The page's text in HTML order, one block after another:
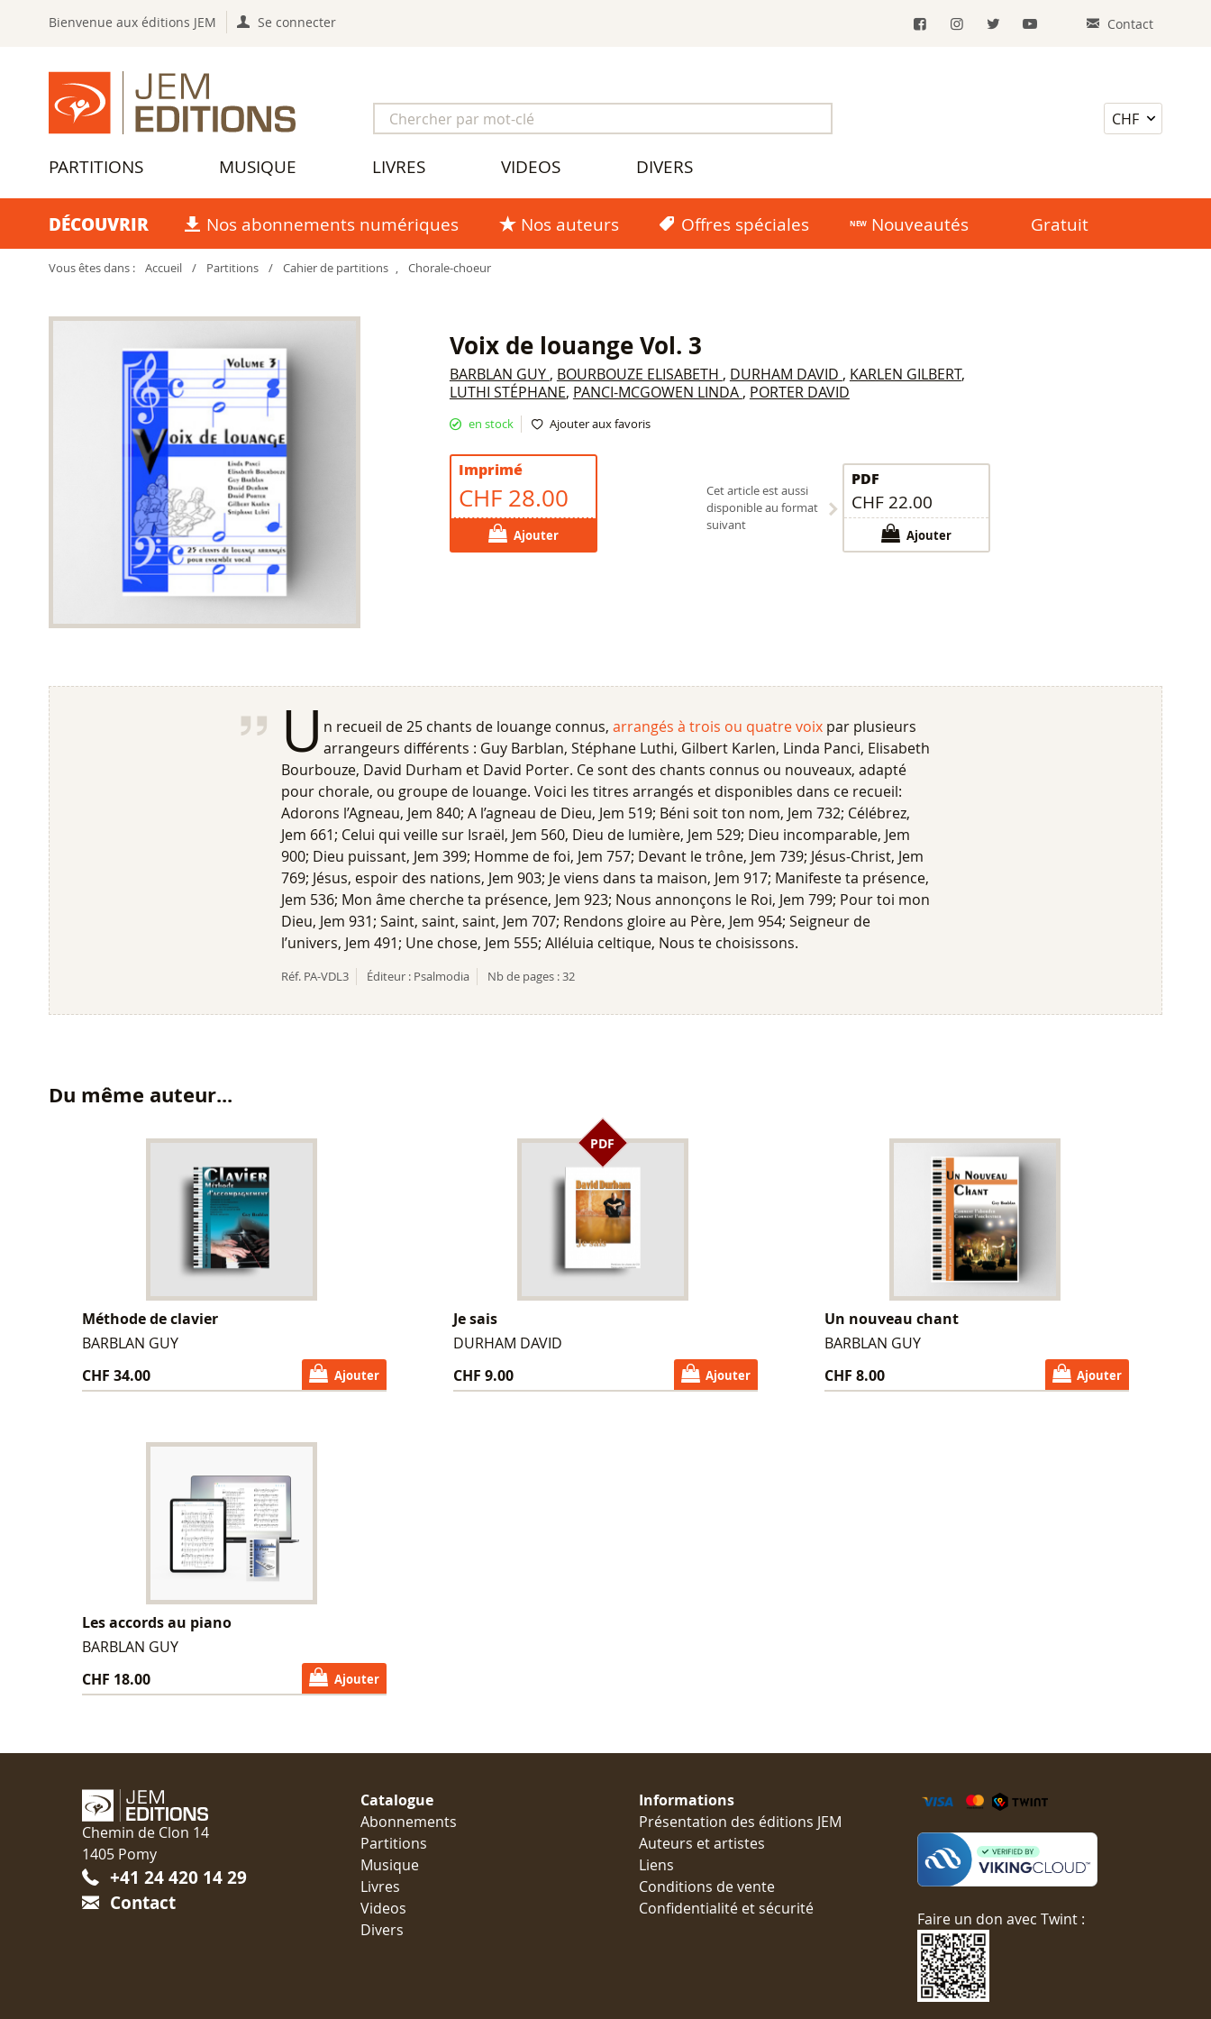
Bienvenue aux éditions JEM Se connecter Contact
PARTITIONS MUSIQUE LIVRES VIDEOS DIVERS
DÉCOUVRIR Nos abonnements numériques Nos auteurs Offres spéciales Nouveautés Gratuit
Vous êtes dans : Accueil / Partitions / Cahier de partitions , Chorale-choeur
Voix de louange Vol. 3
BARBLAN GUY , BOURBOUZE ELISABETH , DURHAM DAVID , KARLEN GILBERT,
LUTHI STÉPHANE, PANCI-MCGOWEN LINDA , PORTER DAVID
en stock Ajouter aux favoris
Imprimé
CHF 28.00
Ajouter
Cet article est aussi
disponible au format
suivant
PDF
CHF 22.00
Ajouter
U n recueil de 25 chants de louange connus, arrangés à trois ou quatre voix par plusieurs
arrangeurs différents : Guy Barblan, Stéphane Luthi, Gilbert Karlen, Linda Panci, Elisabeth
Bourbouze, David Durham et David Porter. Ce sont des chants connus ou nouveaux, adapté
pour chorale, ou groupe de louange. Voici les titres arrangés et disponibles dans ce recueil:
Adorons l’Agneau, Jem 840; A l’agneau de Dieu, Jem 519; Béni soit ton nom, Jem 732; Célébrez,
Jem 661; Celui qui veille sur Israël, Jem 560, Dieu de lumière, Jem 529; Dieu incomparable, Jem
900; Dieu puissant, Jem 399; Homme de foi, Jem 757; Devant le trône, Jem 739; Jésus-Christ, Jem
769; Jésus, espoir des nations, Jem 903; Je viens dans ta maison, Jem 917; Manifeste ta présence,
Jem 536; Mon âme cherche ta présence, Jem 923; Nous annonçons le Roi, Jem 799; Pour toi mon
Dieu, Jem 931; Saint, saint, saint, Jem 707; Rendons gloire au Père, Jem 954; Seigneur de
l’univers, Jem 491; Une chose, Jem 555; Alléluia celtique, Nous te choisissons.
Réf. PA-VDL3 Éditeur : Psalmodia Nb de pages :32
Du même auteur...
Méthode de clavier
BARBLAN GUY
CHF 34.00
Ajouter
PDF
Je sais
DURHAM DAVID
CHF 9.00
Ajouter
Un nouveau chant
BARBLAN GUY
CHF 8.00
Ajouter
Les accords au piano
BARBLAN GUY
CHF 18.00
Ajouter
Chemin de Clon 14
1405 Pomy
+41 24 420 14 29
Contact
Catalogue
Abonnements
Partitions
Musique
Livres
Videos
Divers
Informations
Présentation des éditions JEM
Auteurs et artistes
Liens
Conditions de vente
Confidentialité et sécurité
Faire un don avec Twint :